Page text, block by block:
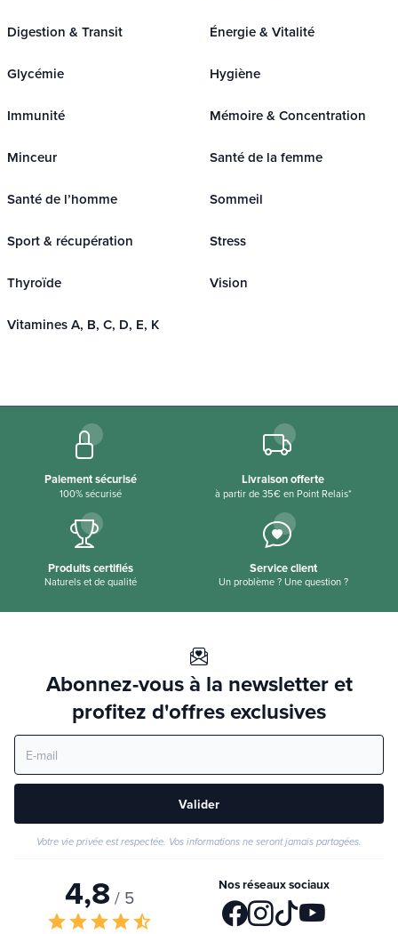
Digestion & Transit Énergie & Vitalité
Glycémie Hygiène
Immunité Mémoire & Concentration
Minceur Santé de la femme
Santé de l’homme Sommeil
Sport & récupération Stress
Thyroïde Vision
Vitamines A, B, C, D, E, K
Paiement sécurisé
100% sécurisé
Livraison offerte
à partir de 35€ en Point Relais*
Produits certifiés
Naturels et de qualité
Service client
Un problème ? Une question ?
Abonnez-vous à la newsletter et
profitez d'offres exclusives
Valider
Votre vie privée est respectée. Vos informations ne seront jamais partagées.
4,8 / 5
starstarstarstarstar_half
Nos réseaux sociaux